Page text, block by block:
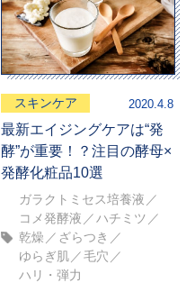
スキンケア 2020.4.8
最新エイジングケアは“発
酵”が重要！？注目の酵母×
発酵化粧品10選
ガラクトミセス培養液
コメ発酵液
ハチミツ
乾燥
ざらつき
ゆらぎ肌
毛穴
ハリ・弾力